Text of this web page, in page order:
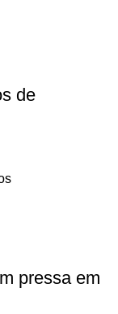
de
pressa em